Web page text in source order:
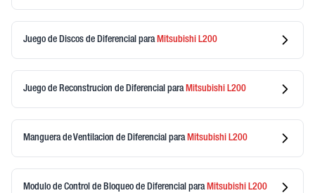
Juego de Discos de Diferencial para Mitsubishi L200
Juego de Reconstrucion de Diferencial para Mitsubishi L200
Manguera de Ventilacion de Diferencial para Mitsubishi L200
Modulo de Control de Bloqueo de Diferencial para Mitsubishi L200